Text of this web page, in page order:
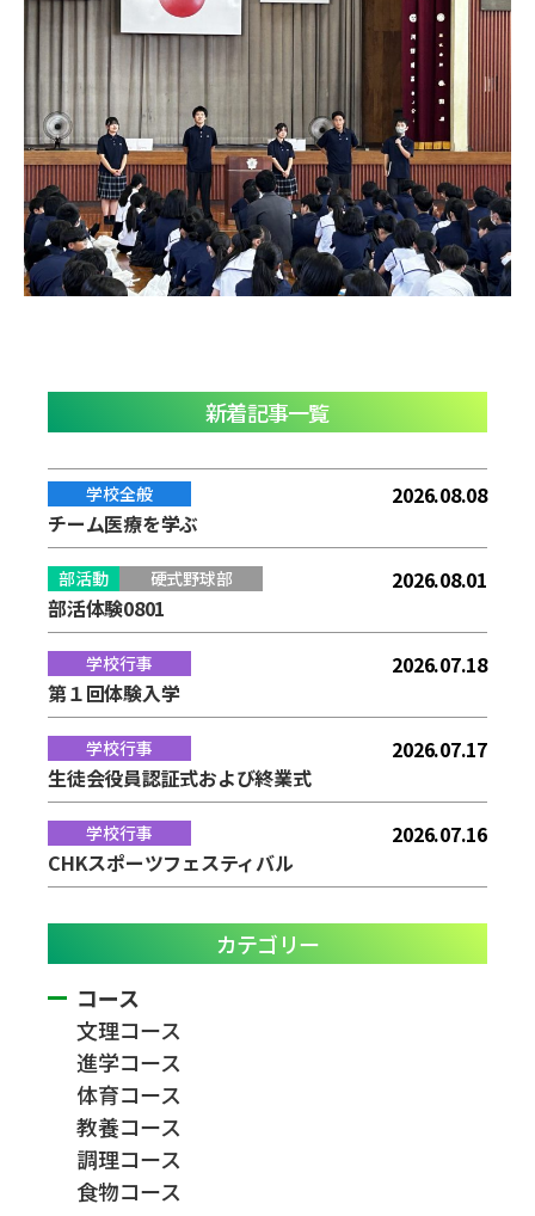
新着記事一覧
学校全般
2026.08.08
チーム医療を学ぶ
部活動 硬式野球部
2026.08.01
部活体験0801
学校行事
2026.07.18
第１回体験入学
学校行事
2026.07.17
生徒会役員認証式および終業式
学校行事
2026.07.16
CHKスポーツフェスティバル
カテゴリー
コース
文理コース
進学コース
体育コース
教養コース
調理コース
食物コース